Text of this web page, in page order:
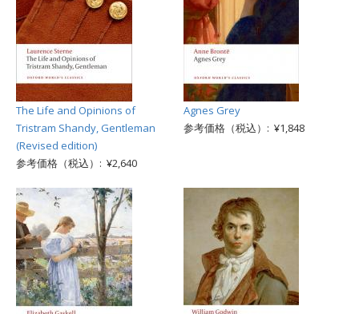
The Life and Opinions of
Tristram Shandy, Gentleman
(Revised edition)
参考価格（税込）: ¥2,640
Agnes Grey
参考価格（税込）: ¥1,848